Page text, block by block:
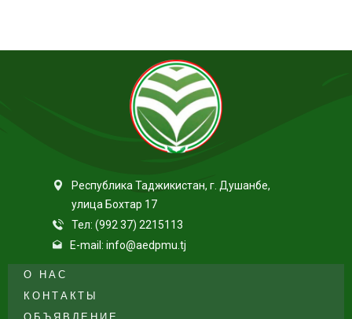
Республика Таджикистан, г. Душанбе,
улица Бохтар 17
Тел: (992 37) 2215113
E-mail: info@aedpmu.tj
О НАС
КОНТАКТЫ